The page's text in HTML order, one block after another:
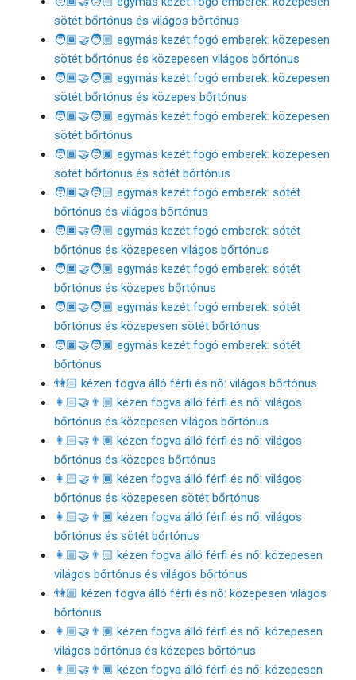
sötét bőrtónus és világos bőrtónus
🧑🏾‍🤝‍🧑🏼 egymás kezét fogó emberek: közepesen
sötét bőrtónus és közepesen világos bőrtónus
🧑🏾‍🤝‍🧑🏽 egymás kezét fogó emberek: közepesen
sötét bőrtónus és közepes bőrtónus
🧑🏾‍🤝‍🧑🏾 egymás kezét fogó emberek: közepesen
sötét bőrtónus
🧑🏾‍🤝‍🧑🏿 egymás kezét fogó emberek: közepesen
sötét bőrtónus és sötét bőrtónus
🧑🏿‍🤝‍🧑🏻 egymás kezét fogó emberek: sötét
bőrtónus és világos bőrtónus
🧑🏿‍🤝‍🧑🏼 egymás kezét fogó emberek: sötét
bőrtónus és közepesen világos bőrtónus
🧑🏿‍🤝‍🧑🏽 egymás kezét fogó emberek: sötét
bőrtónus és közepes bőrtónus
🧑🏿‍🤝‍🧑🏾 egymás kezét fogó emberek: sötét
bőrtónus és közepesen sötét bőrtónus
🧑🏿‍🤝‍🧑🏿 egymás kezét fogó emberek: sötét
bőrtónus
👫🏻 kézen fogva álló férfi és nő: világos bőrtónus
👩🏻‍🤝‍👨🏼 kézen fogva álló férfi és nő: világos
bőrtónus és közepesen világos bőrtónus
👩🏻‍🤝‍👨🏽 kézen fogva álló férfi és nő: világos
bőrtónus és közepes bőrtónus
👩🏻‍🤝‍👨🏾 kézen fogva álló férfi és nő: világos
bőrtónus és közepesen sötét bőrtónus
👩🏻‍🤝‍👨🏿 kézen fogva álló férfi és nő: világos
bőrtónus és sötét bőrtónus
👩🏼‍🤝‍👨🏻 kézen fogva álló férfi és nő: közepesen
világos bőrtónus és világos bőrtónus
👫🏼 kézen fogva álló férfi és nő: közepesen világos
bőrtónus
👩🏼‍🤝‍👨🏽 kézen fogva álló férfi és nő: közepesen
világos bőrtónus és közepes bőrtónus
👩🏼‍🤝‍👨🏾 kézen fogva álló férfi és nő: közepesen